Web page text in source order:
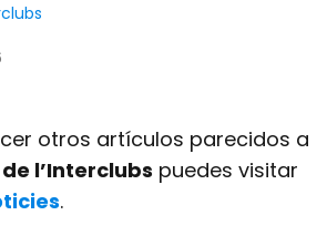
otros artículos parecidos a
l’Interclubs puedes visitar
.